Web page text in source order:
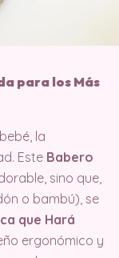
para los Más
la
Este Babero
sino que,
o bambú), se
que Hará
ergonómico y